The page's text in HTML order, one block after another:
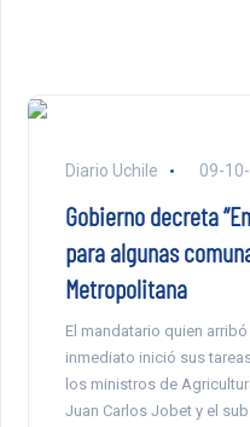
Diario Uchile 09-
Gobierno decreta
para algunas
Metropolitana
El mandatario quien
inmediato inició sus
los ministros de
Juan Carlos Jobet y el